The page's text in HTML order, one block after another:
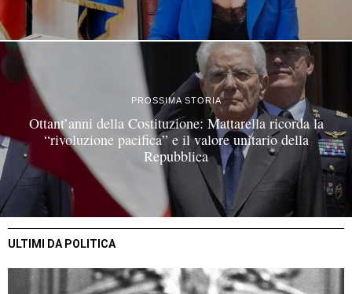
PROSSIMA STORIA
Ottant’anni della Costituzione: Mattarella ricorda la
“rivoluzione pacifica” e il valore unitario della
Repubblica
ULTIMI DA POLITICA